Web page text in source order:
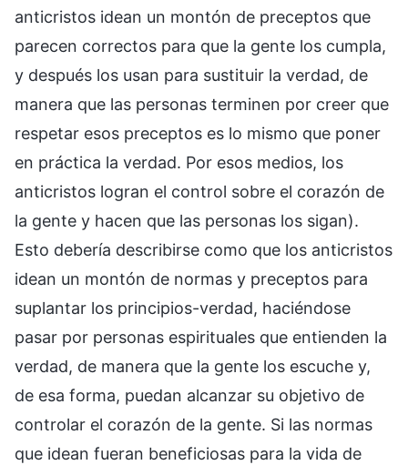
anticristos idean un montón de preceptos que
parecen correctos para que la gente los cumpla,
y después los usan para sustituir la verdad, de
manera que las personas terminen por creer que
respetar esos preceptos es lo mismo que poner
en práctica la verdad. Por esos medios, los
anticristos logran el control sobre el corazón de
la gente y hacen que las personas los sigan).
Esto debería describirse como que los anticristos
idean un montón de normas y preceptos para
suplantar los principios-verdad, haciéndose
pasar por personas espirituales que entienden la
verdad, de manera que la gente los escuche y,
de esa forma, puedan alcanzar su objetivo de
controlar el corazón de la gente. Si las normas
que idean fueran beneficiosas para la vida de